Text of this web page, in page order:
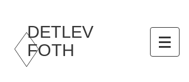
DETLEV
FOTH